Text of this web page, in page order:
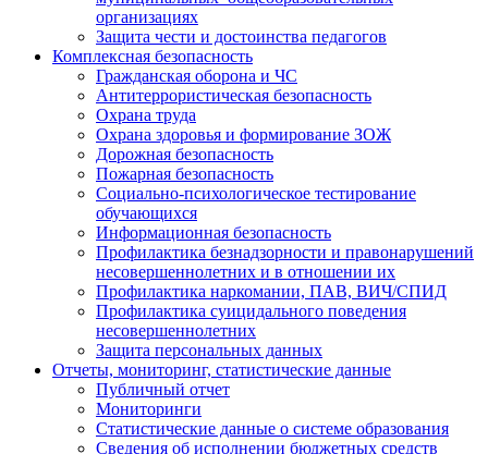
организациях
Защита чести и достоинства педагогов
Комплексная безопасность
Гражданская оборона и ЧС
Антитеррористическая безопасность
Охрана труда
Охрана здоровья и формирование ЗОЖ
Дорожная безопасность
Пожарная безопасность
Социально-психологическое тестирование
обучающихся
Информационная безопасность
Профилактика безнадзорности и правонарушений
несовершеннолетних и в отношении их
Профилактика наркомании, ПАВ, ВИЧ/СПИД
Профилактика суицидального поведения
несовершеннолетних
Защита персональных данных
Отчеты, мониторинг, статистические данные
Публичный отчет
Мониторинги
Статистические данные о системе образования
Сведения об исполнении бюджетных средств